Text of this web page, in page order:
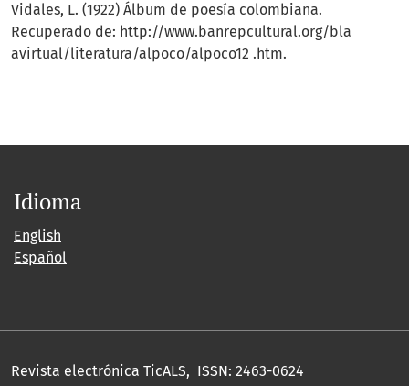
Vidales, L. (1922) Álbum de poesía colombiana.
Recuperado de: http://www.banrepcultural.org/bla
avirtual/literatura/alpoco/alpoco12 .htm.
Idioma
English
Español
Revista electrónica TicALS, ISSN: 2463-0624